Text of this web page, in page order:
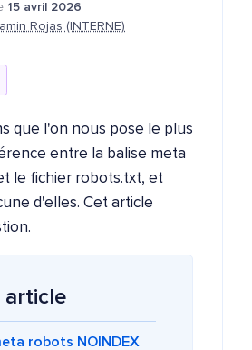
15 avril 2026
Rojas (INTERNE)
que l'on nous pose le plus
entre la balise meta
le fichier robots.txt, et
d'elles. Cet article
article
robots NOINDEX